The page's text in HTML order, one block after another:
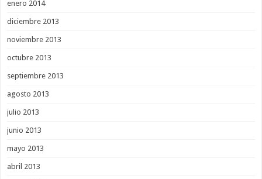
enero 2014
diciembre 2013
noviembre 2013
octubre 2013
septiembre 2013
agosto 2013
julio 2013
junio 2013
mayo 2013
abril 2013